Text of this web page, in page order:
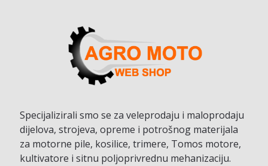
Specijalizirali smo se za veleprodaju i maloprodaju
dijelova, strojeva, opreme i potrošnog materijala
za motorne pile, kosilice, trimere, Tomos motore,
kultivatore i sitnu poljoprivrednu mehanizaciju.